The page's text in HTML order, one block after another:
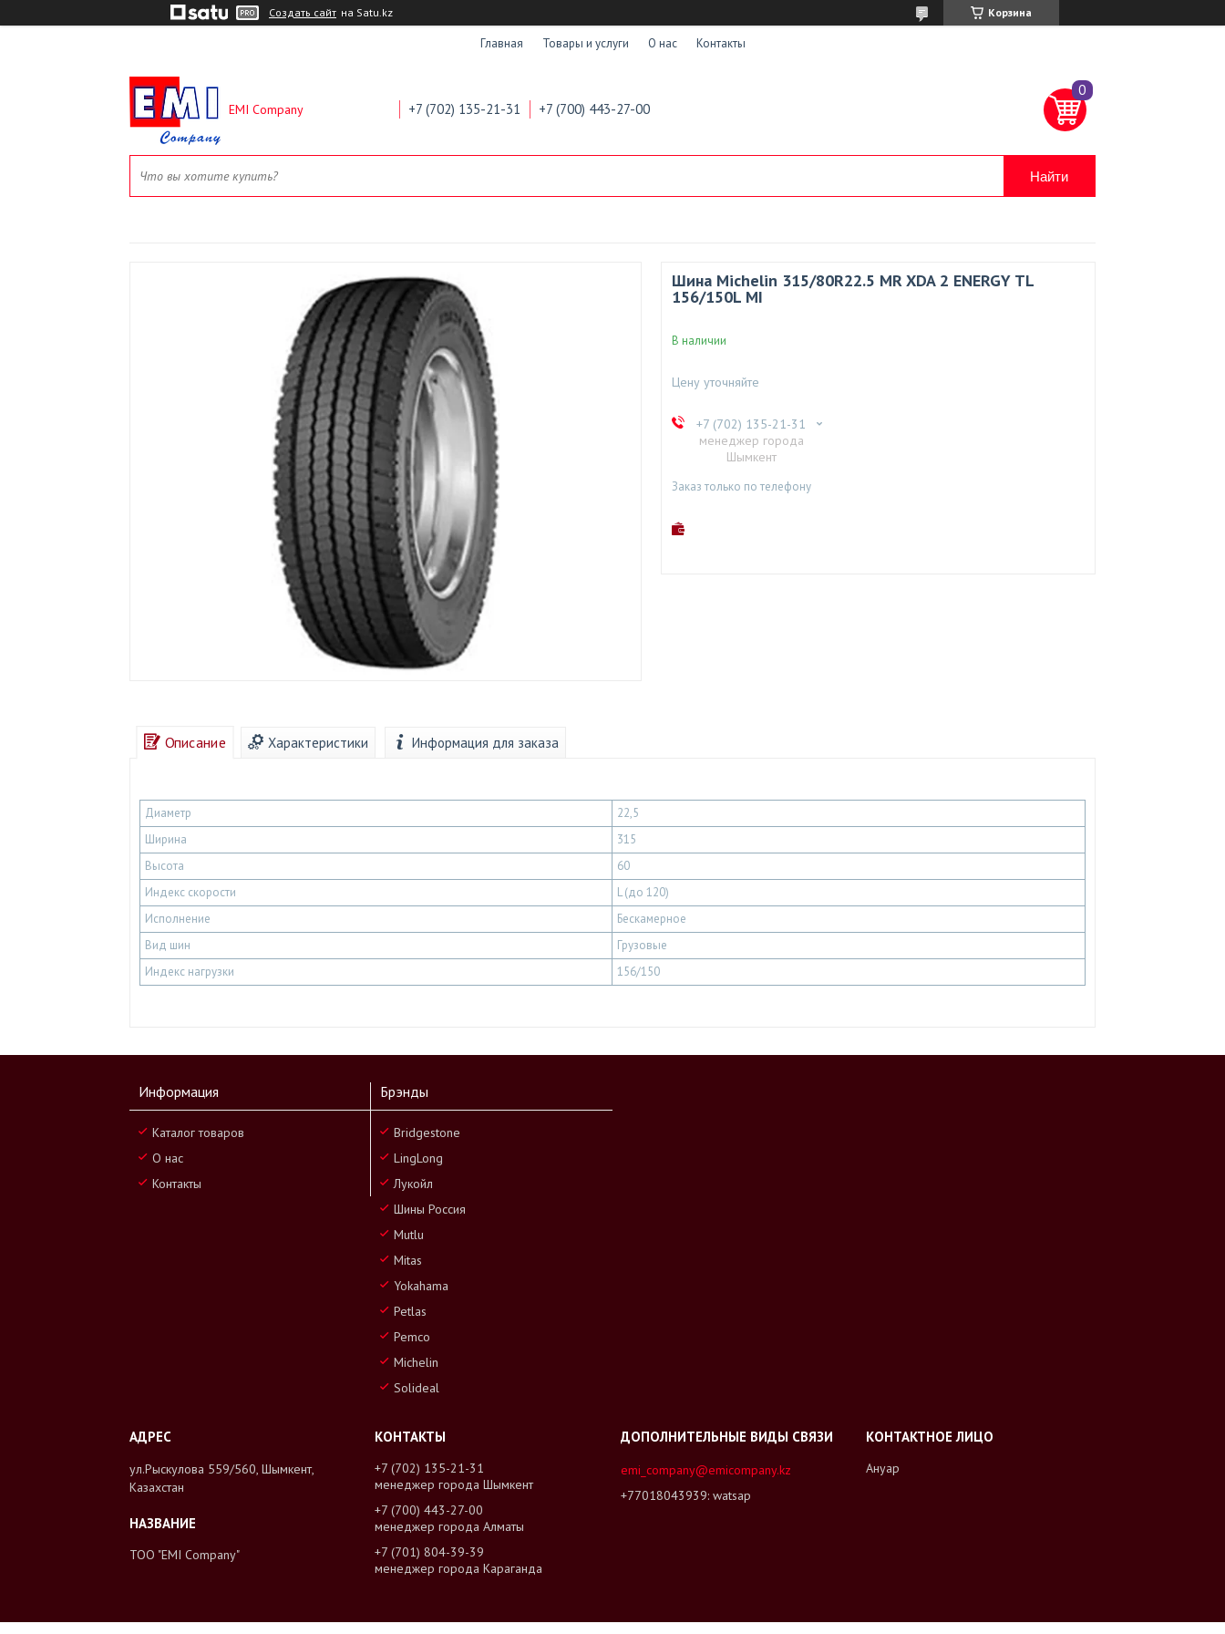
Создать сайт на Satu.kz Корзина
Главная Товары и услуги О нас Контакты
EMI Company +7 (702) 135-21-31 +7 (700) 443-27-00
Найти
Шина Michelin 315/80R22.5 MR XDA 2 ENERGY TL
156/150L MI
В наличии
Цену уточняйте
+7 (702) 135-21-31
менеджер города
Шымкент
Заказ только по телефону
Описание Характеристики Информация для заказа
Диаметр
22,5
Ширина
315
Высота
60
Индекс скорости
L (до 120)
Исполнение
Бескамерное
Вид шин
Грузовые
Индекс нагрузки
156/150
Информация
Каталог товаров
О нас
Контакты
Брэнды
Bridgestone
LingLong
Лукойл
Шины Россия
Mutlu
Mitas
Yokahama
Petlas
Pemco
Michelin
Solideal
ул.Рыскулова 559/560, Шымкент,
Казахстан
ТОО "EMI Company"
+7 (702) 135-21-31
менеджер города Шымкент
+7 (700) 443-27-00
менеджер города Алматы
+7 (701) 804-39-39
менеджер города Караганда
emi_company@emicompany.kz
+77018043939 watsap
Ануар